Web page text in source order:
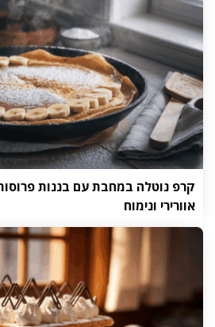
קרפ נוטלה במחבת עם בננות
אוורירי ונימוח